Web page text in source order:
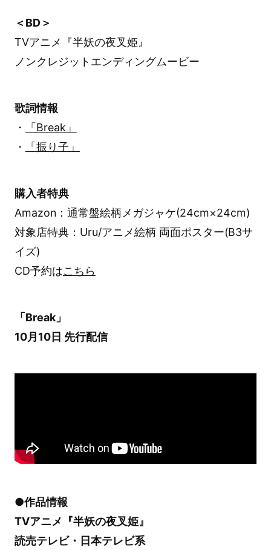
＜BD＞
TVアニメ『半妖の夜叉姫』
ノンクレジットエンディングムービー
歌詞情報
・
「Break」
・
「振り子」
購入者特典
Amazon：通常盤絵柄メガジャケ(24cm×24cm)
対象店特典：Uru/アニメ絵柄 両面ポスター(B3サ
イズ)
CD予約はこちら
「Break」
10月10日 先行配信
●作品情報
TVアニメ『半妖の夜叉姫』
読売テレビ・日本テレビ系